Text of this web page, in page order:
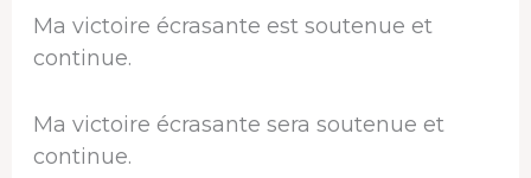
Ma victoire écrasante est soutenue et
continue.
Ma victoire écrasante sera soutenue et
continue.